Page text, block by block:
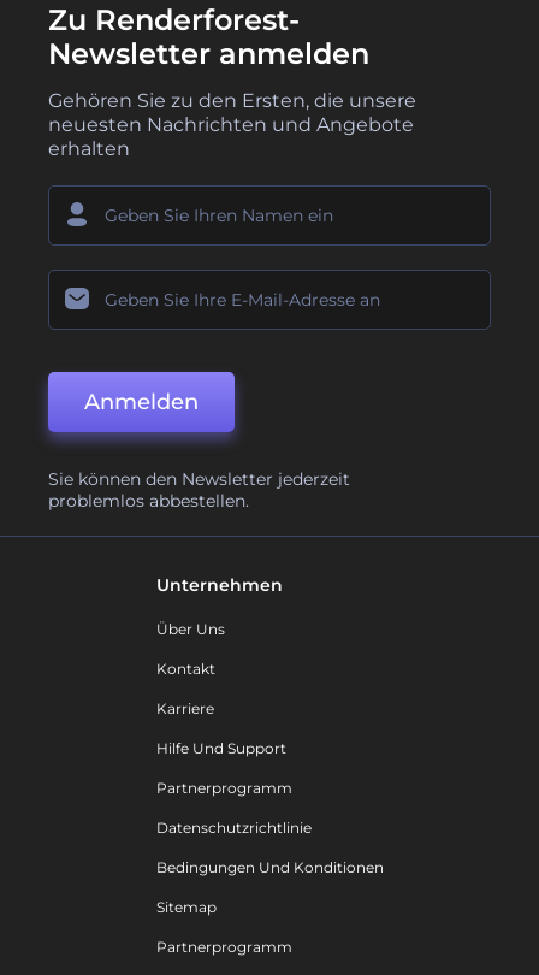
Zu Renderforest-
Newsletter anmelden
Gehören Sie zu den Ersten, die unsere
neuesten Nachrichten und Angebote
erhalten
Anmelden
Sie können den Newsletter jederzeit
problemlos abbestellen.
Unternehmen
Über Uns
Kontakt
Karriere
Hilfe Und Support
Partnerprogramm
Datenschutzrichtlinie
Bedingungen Und Konditionen
Sitemap
Partnerprogramm